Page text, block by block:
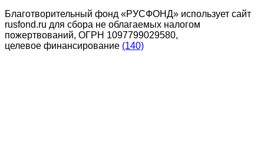
Благотворительный фонд «РУСФОНД» использует сайт
rusfond.ru для сбора не облагаемых налогом
пожертвований, ОГРН 1097799029580,
целевое финансирование (140)